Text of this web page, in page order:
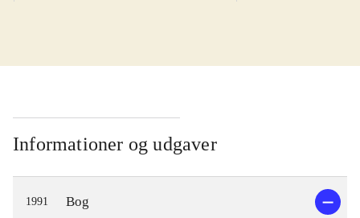
Informationer og udgaver
1991 Bog